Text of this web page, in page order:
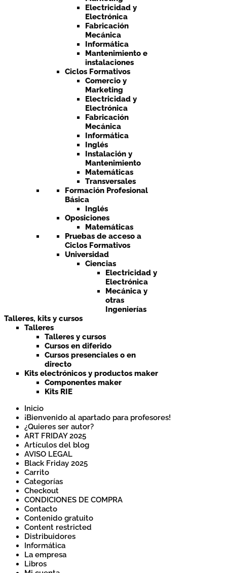
Electricidad y
Electrónica
Fabricación
Mecánica
Informática
Mantenimiento e
instalaciones
Ciclos Formativos
Comercio y
Marketing
Electricidad y
Electrónica
Fabricación
Mecánica
Informática
Inglés
Instalación y
Mantenimiento
Matemáticas
Transversales
Formación Profesional
Básica
Inglés
Oposiciones
Matemáticas
Pruebas de acceso a
Ciclos Formativos
Universidad
Ciencias
Electricidad y
Electrónica
Mecánica y
otras
Ingenierías
Talleres, kits y cursos
Talleres
Talleres y cursos
Cursos en diferido
Cursos presenciales o en
directo
Kits electrónicos y productos maker
Componentes maker
Kits RIE
Inicio
¡Bienvenido al apartado para profesores!
¿Quieres ser autor?
ART FRIDAY 2025
Artículos del blog
AVISO LEGAL
Black Friday 2025
Carrito
Categorías
Checkout
CONDICIONES DE COMPRA
Contacto
Contenido gratuito
Content restricted
Distribuidores
Informática
La empresa
Libros